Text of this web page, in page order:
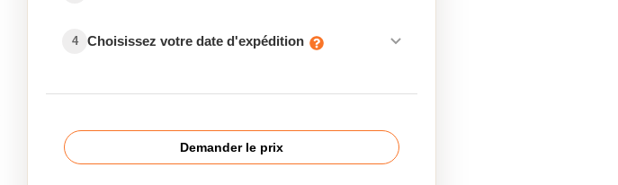
4 Choisissez votre date d'expédition
Demander le prix